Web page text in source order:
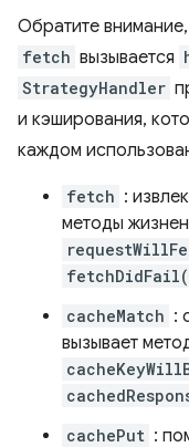
Обратите
fetch вызывается
StrategyHandler
и кэширования,
каждом
fetch :
методы
cacheMatch :
вызывает
cachePut :